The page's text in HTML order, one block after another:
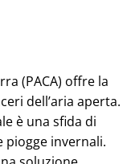
(PACA) offre la
dell’aria aperta.
è una sfida di
piogge invernali.